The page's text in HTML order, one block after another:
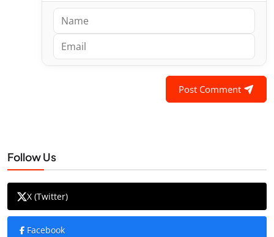
Post Comment
Follow Us
X (Twitter)
Facebook